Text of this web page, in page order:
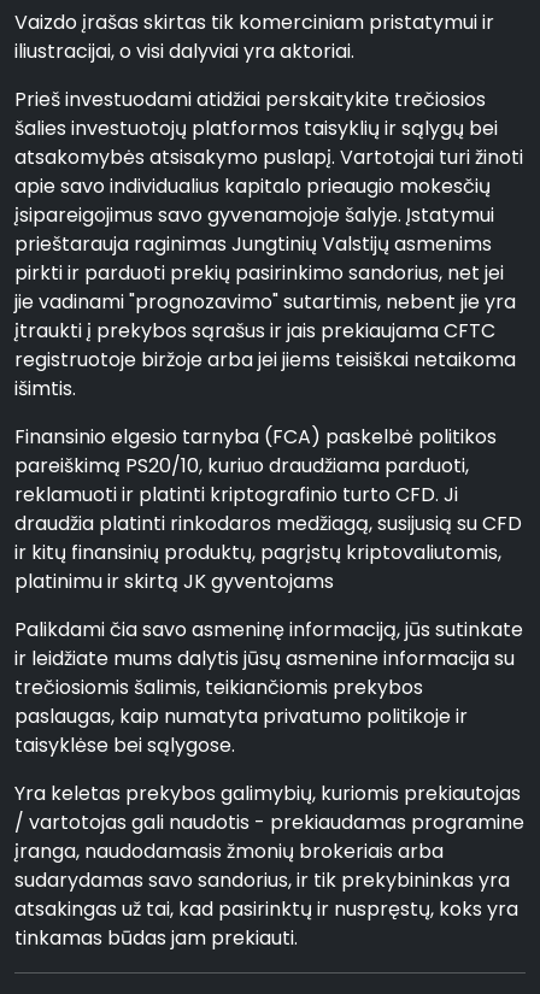
Vaizdo įrašas skirtas tik komerciniam pristatymui ir
iliustracijai, o visi dalyviai yra aktoriai.
Prieš investuodami atidžiai perskaitykite trečiosios
šalies investuotojų platformos taisyklių ir sąlygų bei
atsakomybės atsisakymo puslapį. Vartotojai turi žinoti
apie savo individualius kapitalo prieaugio mokesčių
įsipareigojimus savo gyvenamojoje šalyje. Įstatymui
prieštarauja raginimas Jungtinių Valstijų asmenims
pirkti ir parduoti prekių pasirinkimo sandorius, net jei
jie vadinami "prognozavimo" sutartimis, nebent jie yra
įtraukti į prekybos sąrašus ir jais prekiaujama CFTC
registruotoje biržoje arba jei jiems teisiškai netaikoma
išimtis.
Finansinio elgesio tarnyba (FCA) paskelbė politikos
pareiškimą PS20/10, kuriuo draudžiama parduoti,
reklamuoti ir platinti kriptografinio turto CFD. Ji
draudžia platinti rinkodaros medžiagą, susijusią su CFD
ir kitų finansinių produktų, pagrįstų kriptovaliutomis,
platinimu ir skirtą JK gyventojams
Palikdami čia savo asmeninę informaciją, jūs sutinkate
ir leidžiate mums dalytis jūsų asmenine informacija su
trečiosiomis šalimis, teikiančiomis prekybos
paslaugas, kaip numatyta privatumo politikoje ir
taisyklėse bei sąlygose.
Yra keletas prekybos galimybių, kuriomis prekiautojas
/ vartotojas gali naudotis - prekiaudamas programine
įranga, naudodamasis žmonių brokeriais arba
sudarydamas savo sandorius, ir tik prekybininkas yra
atsakingas už tai, kad pasirinktų ir nuspręstų, koks yra
tinkamas būdas jam prekiauti.